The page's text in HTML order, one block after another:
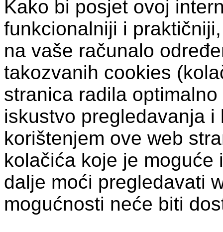
Kako bi posjet ovoj
funkcionalniji i
na vaše računalo
takozvanih cookies
stranica radila
iskustvo pregledavanja
korištenjem ove web
kolačića koje je
dalje moći pregledavati
mogućnosti neće biti